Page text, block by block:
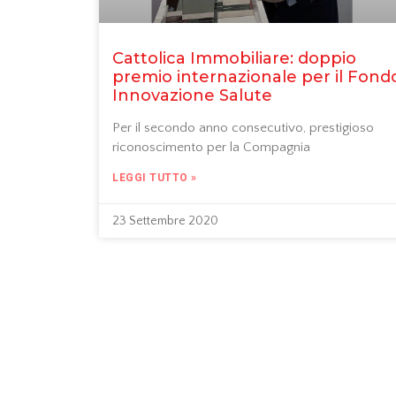
Cattolica Immobiliare: doppio
premio internazionale per il
Innovazione Salute
Per il secondo anno consecutivo, prestigioso
riconoscimento per la Compagnia
LEGGI TUTTO »
23 Settembre 2020